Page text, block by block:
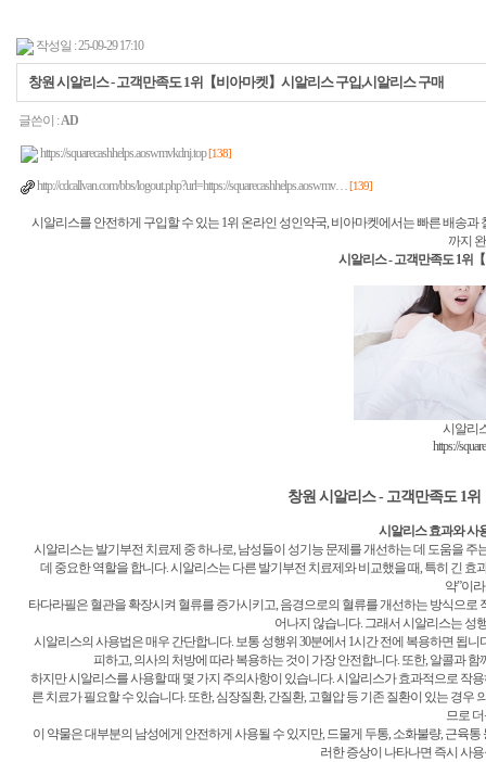
작성일 : 25-09-29 17:10
창원 시알리스 - 고객만족도 1위【비아마켓】시알리스 구입,시알리스 구매
글쓴이 :AD
https://squarecashhelps.aoswmvkdnj.top[138]
http://cdcallvan.com/bbs/logout.php?url=https://squarecashhelps.aoswmv…[139]
시알리스를 안전하게 구입할 수 있는 1위 온라인 성인약국, 비아마켓에서는 빠른 배송
까지
시알리스 - 고객만족도 1위
시알리
https://
창원 시알리스 - 고객만족도 1
시알리스 효과와 사
시알리스는 발기부전 치료제 중 하나로, 남성들이 성기능 문제를 개선하는 데 도움을 주
데 중요한 역할을 합니다. 시알리스는 다른 발기부전 치료제와 비교했을 때, 특히 긴
약”이
타다라필은 혈관을 확장시켜 혈류를 증가시키고, 음경으로의 혈류를 개선하는 방식으
어나지 않습니다. 그래서 시알리스는 성
시알리스의 사용법은 매우 간단합니다. 보통 성행위 30분에서 1시간 전에 복용하면 됩
피하고, 의사의 처방에 따라 복용하는 것이 가장 안전합니다. 또한, 알콜과
하지만 시알리스를 사용할 때 몇 가지 주의사항이 있습니다. 시알리스가 효과적으로 작
른 치료가 필요할 수 있습니다. 또한, 심장질환, 간질환, 고혈압 등 기존 질환이 있는 경
므로
이 약물은 대부분의 남성에게 안전하게 사용될 수 있지만, 드물게 두통, 소화불량, 근육
러한 증상이 나타나면 즉시 사